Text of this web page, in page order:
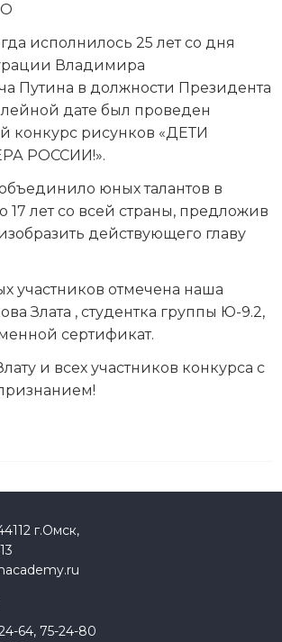
исполнилось 25 лет со дня
Владимира
Путина в должности Президента
дате был проведен
конкурс рисунков «ДЕТИ
РОССИИ!».
юных талантов в
17 лет со всей страны, предложив
действующего главу
участников отмечена наша
Злата , студентка группы Ю-9.2,
сертификат.
и всех участников конкурса с
г.Омск,
64, 75-24-80